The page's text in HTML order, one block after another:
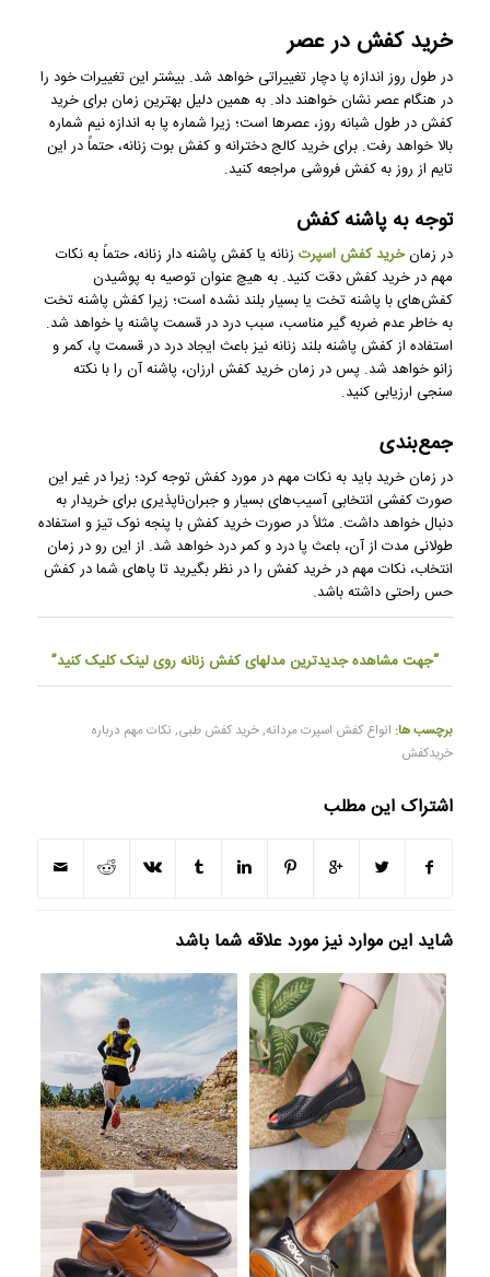
خرید کفش در عصر
در طول روز اندازه پا دچار تغییراتی خواهد شد. بیشتر این تغییرات خود را
در هنگام عصر نشان خواهند داد. به همین دلیل بهترین زمان برای خرید
کفش در طول شبانه روز، عصر‌ها است؛ زیرا شماره پا به اندازه نیم شماره
بالا خواهد رفت. برای خرید کالج دخترانه و کفش بوت زنانه، حتماً در این
تایم از روز به کفش فروشی مراجعه کنید.
توجه به پاشنه کفش
در زمانخرید کفش اسپرتزنانه یا کفش پاشنه دار زنانه، حتماً به نکات
مهم در خرید کفش دقت کنید. به هیچ عنوان توصیه به پوشیدن
کفش‌های با پاشنه تخت یا بسیار بلند نشده است؛ زیرا کفش پاشنه تخت
به خاطر عدم ضربه گیر مناسب، سبب درد در قسمت پاشنه پا خواهد شد.
استفاده از کفش پاشنه بلند زنانه نیز باعث ایجاد درد در قسمت پا، کمر و
زانو خواهد شد. پس در زمان خرید کفش ارزان، پاشنه آن را با نکته
سنجی ارزیابی کنید.
جمع‌بندی
در زمان خرید باید به نکات مهم در مورد کفش توجه کرد؛ زیرا در غیر این
صورت کفشی انتخابی آسیب‌های بسیار و جبران‌ناپذیری برای خریدار به
دنبال خواهد داشت. مثلاً در صورت خرید کفش با پنجه نوک تیز و استفاده
طولانی مدت از آن، باعث پا درد و کمر درد خواهد شد. از این رو در زمان
انتخاب، نکات مهم در خرید کفش را در نظر بگیرید تا پا‌های شما در کفش
حس راحتی داشته باشد.
“جهت مشاهدهجدیدترین مدلهای کفش زنانهروی لینک کلیک کنید”
برچسب ها: انواع کفش اسپرت مردانه,خرید کفش طبی, نکات مهم درباره
خریدکفش
اشتراک این مطلب
شاید این موارد نیز مورد علاقه شما باشد